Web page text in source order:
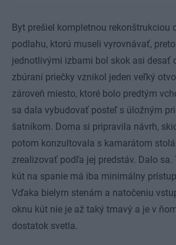
Byt prešiel kompletnou rekonštrukciou
podlahu, ktorú museli vyrovnávať,
jednotlivými izbami bol skok asi desať
zbúraní priečky vznikol jeden veľký
zároveň miesto, ktoré bolo predtým
sa dala vybudovať posteľ s úložným
šatníkom. Doma si pripravila návrh,
potom konzultovala s kamarátom
zrealizovať podľa jej predstáv. Dalo sa.
kút na spanie má iba minimálny
Vďaka bielym stenám a natočeniu
oknu kút nie je až taký tmavý a je v
dostatok svetla.